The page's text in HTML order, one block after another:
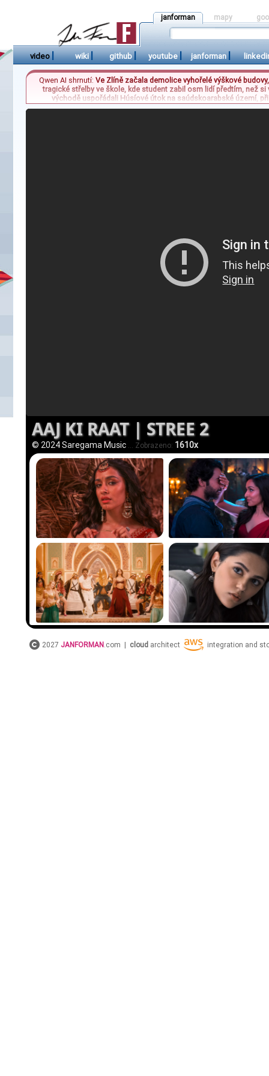
janforman mapy
video | wiki | github | youtube | janforman |
Qwen AI shrnutí:Ve Zlíně začala demolice vyhořelé výškové
tragické střelby ve škole, kde student zabil osm lidí předtím, než
východě uspořádali Húsíové útok na saúdskoarabské území,
významnou síť pašeráků migrantů do Evropy a zajala celkem
AAJ KI RAAT | STREE 2
© 2024 Saregama Music ... Zobrazeno: 1610x
2027 JANFORMAN .com | cloud architect integration and